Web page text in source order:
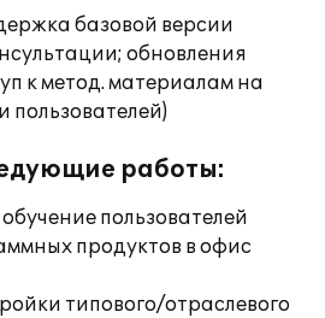
базовой версии
обновления
к метод. материалам на
пользователей)
работы:
пользователей
продуктов в офис
типового/отраслевого